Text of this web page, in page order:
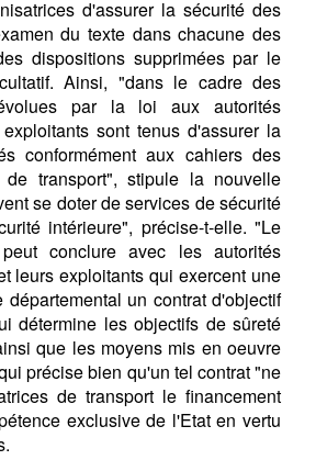
d'assurer la sécurité des
du texte dans chacune des
dispositions supprimées par le
Ainsi, "dans le cadre des
par la loi aux autorités
sont tenus d'assurer la
conformément aux cahiers des
transport", stipule la nouvelle
se doter de services de sécurité
intérieure", précise-t-elle. "Le
conclure avec les autorités
leurs exploitants qui exercent une
un contrat d'objectif
détermine les objectifs de sûreté
que les moyens mis en oeuvre
précise bien qu'un tel contrat "ne
de transport le financement
exclusive de l'Etat en vertu